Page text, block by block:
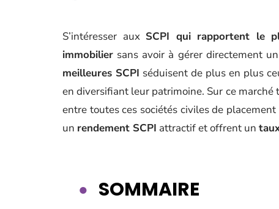
S’intéresser aux SCPI qui rapportent le
immobilier sans avoir à gérer directement
meilleures SCPI séduisent de plus en plus
en diversifiant leur patrimoine. Sur ce
entre toutes ces sociétés civiles de
un rendement SCPI attractif et offrent un
SOMMAIRE